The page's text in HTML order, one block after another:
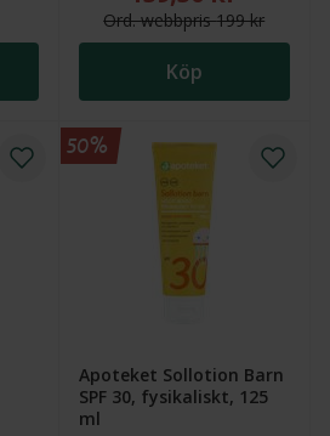
Ord.webbpris199 kr
Köp
Apoteket Sollotion Barn
SPF 30, fysikaliskt, 125
ml
50%